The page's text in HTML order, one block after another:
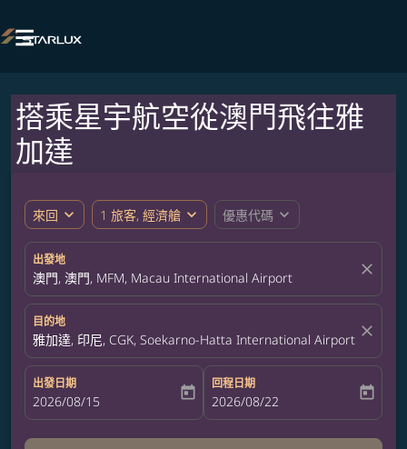

搭乘星宇航空從澳門飛往雅
加達
來回 expand_more 1 旅客, 經濟艙 expand_more 優惠代碼 expand_more
出發地
澳門, 澳門, MFM, Macau International Airport close
目的地
雅加達, 印尼, CGK, Soekarno-Hatta International Airport close
出發日期
fc-booking-departure-date-aria-label
2026/08/15 today
回程日期
fc-booking-return-date-aria-label
2026/08/22 today